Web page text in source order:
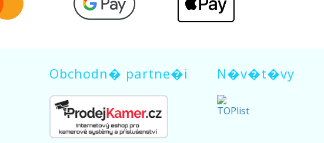
Obchodn� partne�i N�v�t�vy